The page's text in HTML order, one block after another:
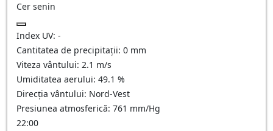
Cer senin
Index UV: -
Cantitatea de precipitații: 0 mm
Viteza vântului: 2.1 m/s
Umiditatea aerului: 49.1 %
Direcția vântului: Nord-Vest
Presiunea atmosferică: 761 mm/Hg
22:00